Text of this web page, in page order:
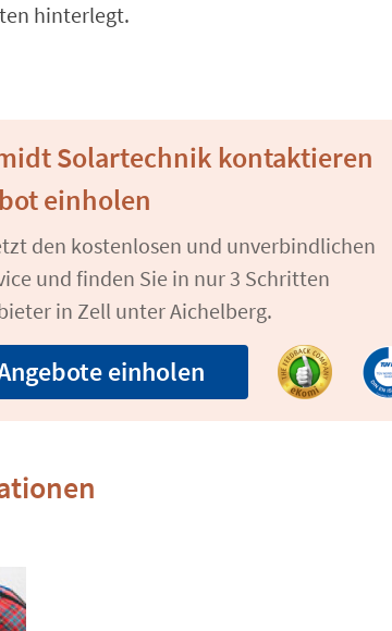
hinterlegt.
Solartechnik kontaktieren
einholen
den kostenlosen und unverbindlichen
und finden Sie in nur 3 Schritten
in Zell unter Aichelberg.
einholen